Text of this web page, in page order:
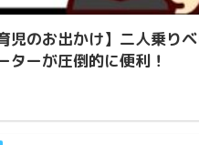
児のお出かけ】二人乗り
ターが圧倒的に便利！